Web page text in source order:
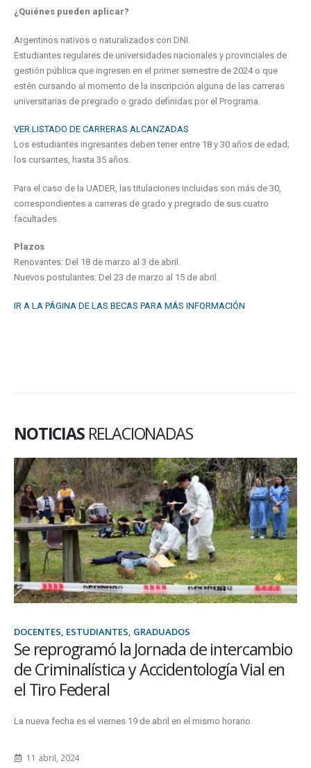
¿Quiénes pueden aplicar?
Argentinos nativos o naturalizados con DNI.
Estudiantes regulares de universidades nacionales y provinciales de
gestión pública que ingresen en el primer semestre de 2024 o que
estén cursando al momento de la inscripción alguna de las carreras
universitarias de pregrado o grado definidas por el Programa.
VER LISTADO DE CARRERAS ALCANZADAS
Los estudiantes ingresantes deben tener entre 18 y 30 años de edad;
los cursantes, hasta 35 años.
Para el caso de la UADER, las titulaciones incluidas son más de 30,
correspondientes a carreras de grado y pregrado de sus cuatro
facultades.
Plazos
Renovantes: Del 18 de marzo al 3 de abril.
Nuevos postulantes: Del 23 de marzo al 15 de abril.
IR A LA PÁGINA DE LAS BECAS PARA MÁS INFORMACIÓN
NOTICIAS RELACIONADAS
DOCENTES, ESTUDIANTES, GRADUADOS
Se reprogramó la Jornada de intercambio
de Criminalística y Accidentología Vial en
el Tiro Federal
La nueva fecha es el viernes 19 de abril en el mismo horario.
11 abril, 2024